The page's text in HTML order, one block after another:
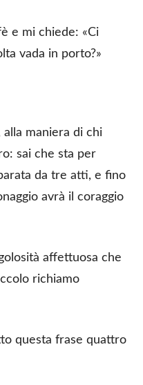
e mi chiede: «Ci
vada in porto?»
maniera di chi
sai che sta per
da tre atti, e fino
avrà il coraggio
affettuosa che
richiamo
questa frase quattro